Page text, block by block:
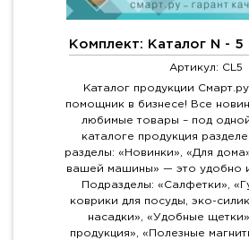
Комплект: Каталог N -
Артикул: CL5
Каталог продукции
помощник в бизнесе! Все
любимые товары – под
каталоге продукция
разделы: «Новинки», «Для
вашей машины» — это удобно
Подразделы: «Салфетки»,
коврики для посуды, эко-
насадки», «Удобные
продукция», «Полезные